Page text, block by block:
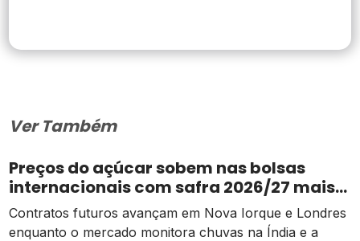
Ver Também
Preços do açúcar sobem nas bolsas
internacionais com safra 2026/27 mais
apertada
Contratos futuros avançam em Nova Iorque e Londres
enquanto o mercado monitora chuvas na Índia e a